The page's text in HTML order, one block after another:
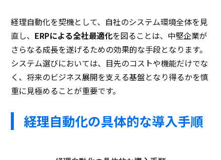
経理自動化を契機として、自社のシステム環境全体を見
直し、 ERPによる全社最適化を図ることは、中堅企業が
さらなる成長を遂げるための効果的な手段となります。
システム選びにおいては、目先のコストや機能だけでな
く、将来のビジネス展開を支える基盤となり得るかを慎
重に見極めることが重要です。
経理自動化の具体的な導入手順